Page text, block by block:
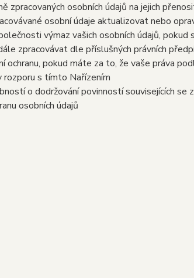
zpracovaných osobních údajů na jejich
osobní údaje aktualizovat nebo
výmaz vašich osobních údajů, pokud
zpracovávat dle příslušných právních
ochranu, pokud máte za to, že vaše práva
rozporu s tímto Nařízením
o dodržování povinností souvisejících se
osobních údajů